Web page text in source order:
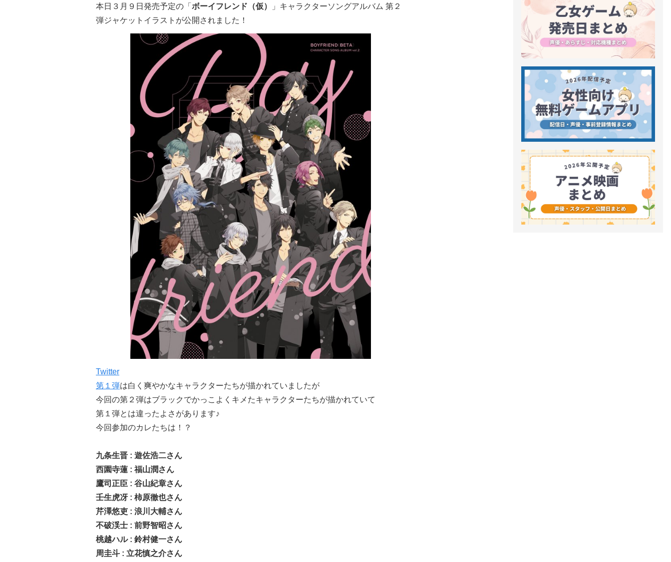
本日３月９日発売予定の「 ボーイフレンド（仮）
」キャラクターソングアルバム 第２
弾ジャケットイラストが公開されました！
Twitter
第１弾は白く爽やかなキャラクターたちが描かれていましたが
今回の第２弾はブラックでかっこよくキメたキャラクターたちが描かれていて
第１弾とは違ったよさがあります♪
今回参加のカレたちは！？
九条生晋 : 遊佐浩二さん
西園寺蓮 : 福山潤さん
鷹司正臣 : 谷山紀章さん
壬生虎冴 : 柿原徹也さん
芹澤悠吏 : 浪川大輔さん
不破渓士 : 前野智昭さん
桃越ハル : 鈴村健一さん
周圭斗 : 立花慎之介さん